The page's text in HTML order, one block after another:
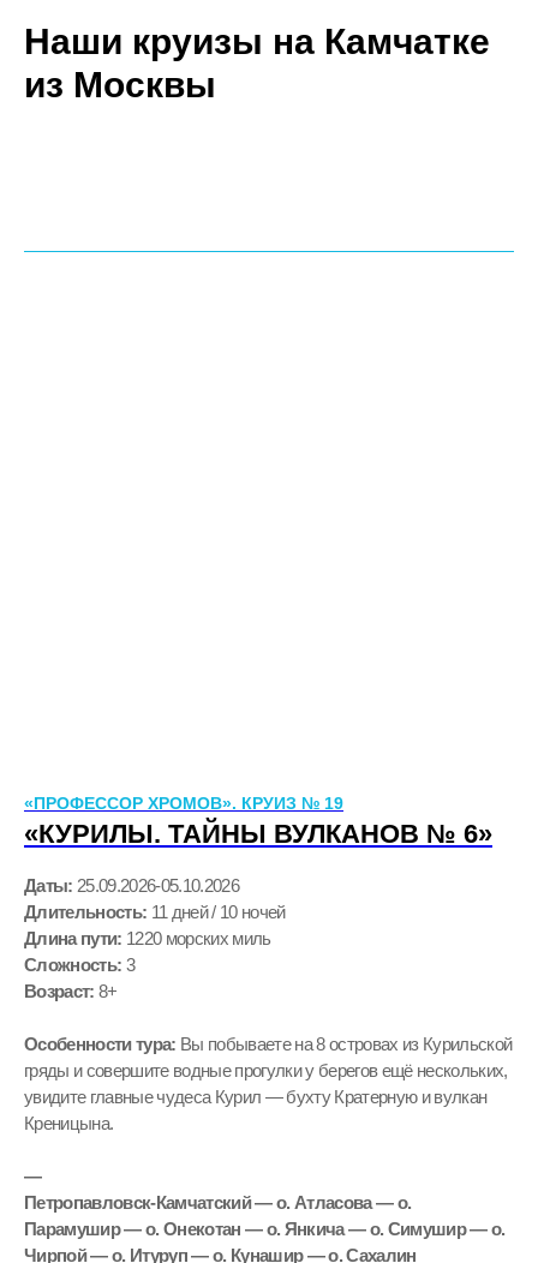
Наши круизы на Камчатке
из Москвы
«ПРОФЕССОР ХРОМОВ». КРУИЗ № 19
«КУРИЛЫ. ТАЙНЫ ВУЛКАНОВ № 6»
Даты: 25.09.2026-05.10.2026
Длительность: 11 дней / 10 ночей
Длина пути: 1220 морских миль
Сложность: 3
Возраст: 8+
Особенности тура: Вы побываете на 8 островах из Курильской
гряды и совершите водные прогулки у берегов ещё нескольких,
увидите главные чудеса Курил — бухту Кратерную и вулкан
Креницына.
—
Петропавловск-Камчатский — о. Атласова — о.
Парамушир — о. Онекотан — о. Янкича — о. Симушир — о.
Чирпой — о. Итуруп — о. Кунашир — о. Сахалин